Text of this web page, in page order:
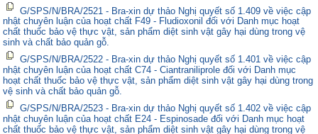
G/SPS/N/BRA/2521 - Bra-xin dự thảo Nghị quyết số 1.409 về việc cập
nhật chuyên luận của hoạt chất F49 - Fludioxonil đối với Danh mục hoạt
chất thuốc bảo vệ thực vật, sản phẩm diệt sinh vật gây hại dùng trong vệ
sinh và chất bảo quản gỗ.
G/SPS/N/BRA/2522 - Bra-xin dự thảo Nghị quyết số 1.401 về việc cập
nhật chuyên luận của hoạt chất C74 - Ciantraniliprole đối với Danh mục
hoạt chất thuốc bảo vệ thực vật, sản phẩm diệt sinh vật gây hại dùng trong
vệ sinh và chất bảo quản gỗ.
G/SPS/N/BRA/2523 - Bra-xin dự thảo Nghị quyết số 1.402 về việc cập
nhật chuyên luận của hoạt chất E24 - Espinosade đối với Danh mục hoạt
chất thuốc bảo vệ thực vật, sản phẩm diệt sinh vật gây hại dùng trong vệ